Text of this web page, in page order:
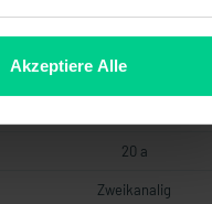
Akzeptiere Alle
20000000
20 a
Zweikanalig